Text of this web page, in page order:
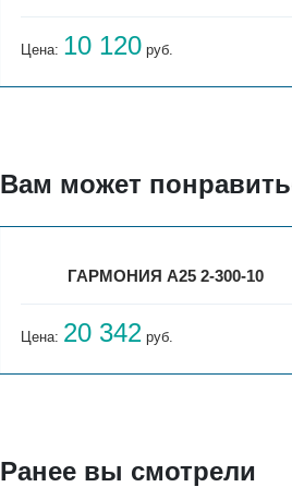
Цена: 10 120 руб.
Вам может
ГАРМОНИЯ А25 2-300-10
Цена: 20 342 руб.
Ранее вы смотрели